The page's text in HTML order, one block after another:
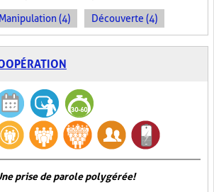
Manipulation (4) Découverte (4)
prise de parole polygérée!